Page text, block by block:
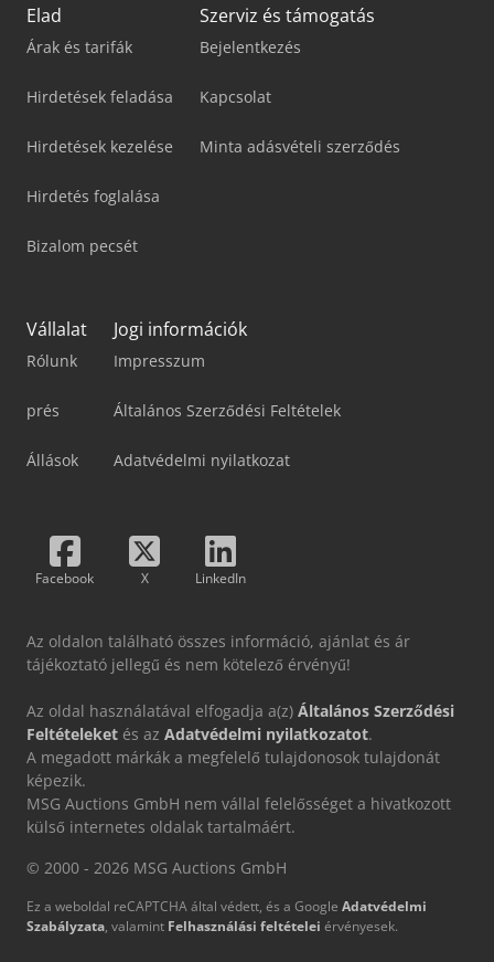
Elad
Árak és tarifák
Hirdetések feladása
Hirdetések kezelése
Hirdetés foglalása
Bizalom pecsét
Szerviz és támogatás
Bejelentkezés
Kapcsolat
Minta adásvételi szerződés
Vállalat
Rólunk
prés
Állások
Jogi információk
Impresszum
Általános Szerződési Feltételek
Adatvédelmi nyilatkozat
Facebook X LinkedIn
Az oldalon található összes információ, ajánlat és ár
tájékoztató jellegű és nem kötelező érvényű!
Az oldal használatával elfogadja a(z) Általános Szerződési
Feltételeket és az Adatvédelmi nyilatkozatot.
A megadott márkák a megfelelő tulajdonosok tulajdonát
képezik.
MSG Auctions GmbH nem vállal felelősséget a hivatkozott
külső internetes oldalak tartalmáért.
© 2000 - 2026 MSG Auctions GmbH
Ez a weboldal reCAPTCHA által védett, és a Google Adatvédelmi
Szabályzata, valamint Felhasználási feltételei érvényesek.